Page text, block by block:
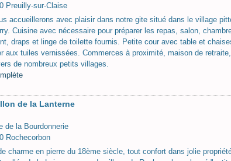
Preuilly-sur-Claise
accueillerons avec plaisir dans notre gite situé dans le village
Cuisine avec nécessaire pour préparer les repas, salon,
draps et linge de toilette fournis. Petite cour avec table et
aux tuiles vernissées. Commerces à proximité, maison de
de nombreux petits villages.
de la Lanterne
de la Bourdonnerie
Rochecorbon
charme en pierre du 18ème siècle, tout confort dans jolie